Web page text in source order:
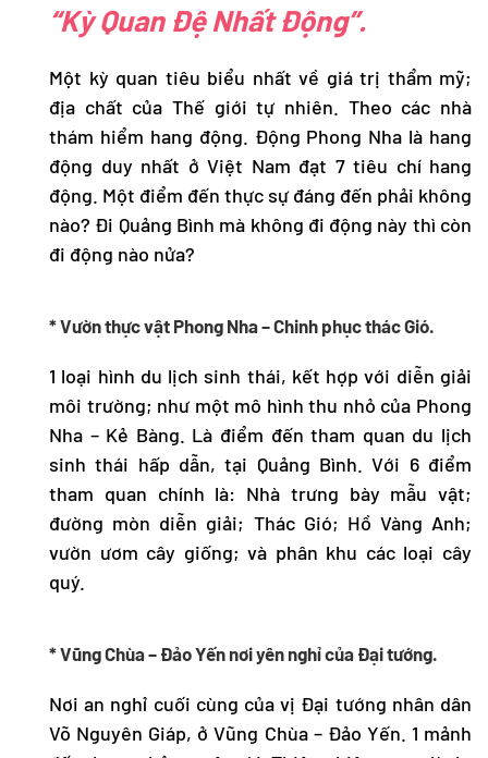
“Kỳ Quan Đệ Nhất Động”.
Một kỳ quan tiêu biểu nhất về giá trị thẩm mỹ;
địa chất của Thế giới tự nhiên. Theo các nhà
thám hiểm hang động. Động Phong Nha là hang
động duy nhất ở Việt Nam đạt 7 tiêu chí hang
động. Một điểm đến thực sự đáng đến phải không
nào? Đi Quảng Bình mà không đi động này thì còn
đi động nào nửa?
* Vườn thực vật Phong Nha – Chinh phục thác Gió.
1 loại hình du lịch sinh thái, kết hợp với diễn giải
môi trường; như một mô hình thu nhỏ của Phong
Nha – Kẻ Bàng. Là điểm đến tham quan du lịch
sinh thái hấp dẫn, tại Quảng Bình. Với 6 điểm
tham quan chính là: Nhà trưng bày mẫu vật;
đường mòn diễn giải; Thác Gió; Hồ Vàng Anh;
vườn ươm cây giống; và phân khu các loại cây
quý.
* Vũng Chùa – Đảo Yến nơi yên nghỉ của Đại tướng.
Nơi an nghỉ cuối cùng của vị Đại tướng nhân dân
Võ Nguyên Giáp, ở Vũng Chùa – Đảo Yến. 1 mảnh